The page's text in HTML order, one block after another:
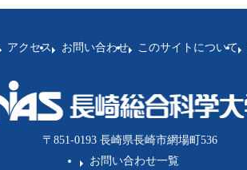
アクセス お問い合わせ このサイトについて
〒851-0193 長崎県長崎市網場町536
お問い合わせ一覧